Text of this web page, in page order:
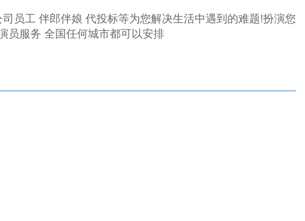
员工 伴郎伴娘 代投标等为您解决生活中遇到的难题!扮演您
员服务 全国任何城市都可以安排